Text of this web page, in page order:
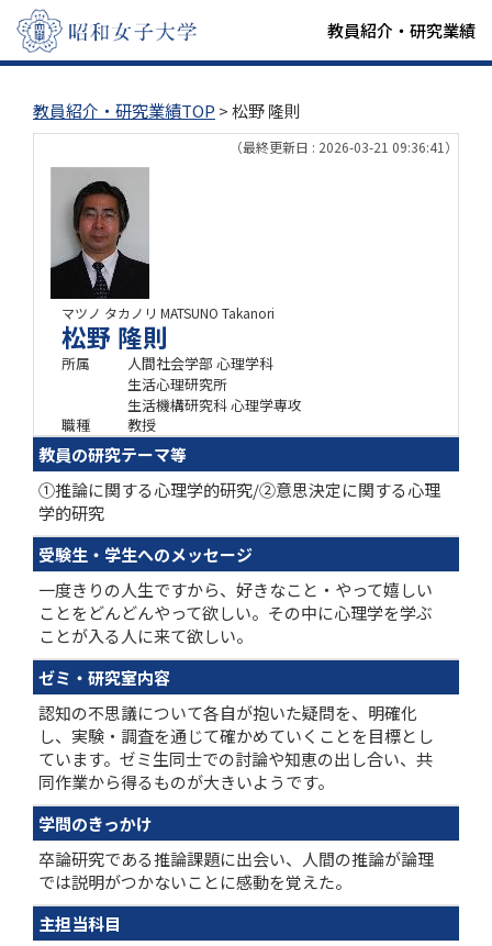
教員紹介・研究業績
教員紹介・研究業績TOP > 松野 隆則
（最終更新日 : 2026-03-21 09:36:41）
マツノ タカノリ MATSUNO Takanori
松野 隆則
所属
人間社会学部 心理学科
生活心理研究所
生活機構研究科 心理学専攻
職種
教授
教員の研究テーマ等
①推論に関する心理学的研究/②意思決定に関する心理
学的研究
受験生・学生へのメッセージ
一度きりの人生ですから、好きなこと・やって嬉しい
ことをどんどんやって欲しい。その中に心理学を学ぶ
ことが入る人に来て欲しい。
ゼミ・研究室内容
認知の不思議について各自が抱いた疑問を、明確化
し、実験・調査を通じて確かめていくことを目標とし
ています。ゼミ生同士での討論や知恵の出し合い、共
同作業から得るものが大きいようです。
学問のきっかけ
卒論研究である推論課題に出会い、人間の推論が論理
では説明がつかないことに感動を覚えた。
主担当科目